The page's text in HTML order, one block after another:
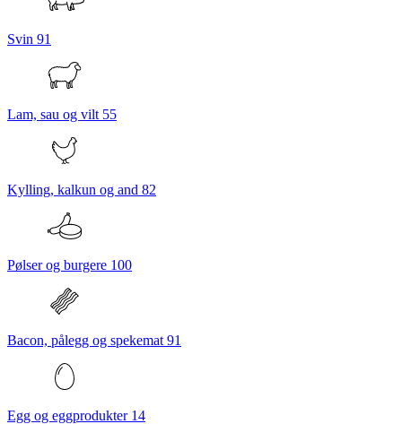
Svin 91
Lam, sau og vilt 55
Kylling, kalkun og and 82
Pølser og burgere 100
Bacon, pålegg og spekemat 91
Egg og eggprodukter 14